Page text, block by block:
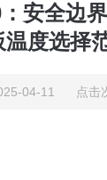
：安全边
度选择
04-11 点击